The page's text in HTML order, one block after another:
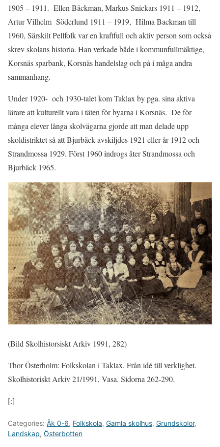
1905 – 1911. Ellen Bäckman, Markus Snickars 1911 – 1912,
Artur Vilhelm Söderlund 1911 – 1919, Hilma Backman till
1960, Särskilt Pellfolk var en kraftfull och aktiv person som också
skrev skolans historia. Han verkade både i kommunfullmäktige,
Korsnäs sparbank, Korsnäs handelslag och på i måga andra
sammanhang.
Under 1920- och 1930-talet kom Taklax by pga. sina aktiva
lärare att kulturellt vara i täten för byarna i Korsnäs. De för
många elever långa skolvägarna gjorde att man delade upp
skoldistriktet så att Bjurbäck avskiljdes 1921 eller år 1912 och
Strandmossa 1929. Först 1960 indrogs åter Strandmossa och
Bjurbäck 1965.
(Bild Skolhistorsiskt Arkiv 1991, 282)
Thor Österholm: Folkskolan i Taklax. Från idé till verklighet.
Skolhistoriskt Arkiv 21/1991, Vasa. Sidorna 262-290.
[:]
Categories: Åk 0-6, Folkskola, Gamla skolhus, Grundskolor,
Landskap, Österbotten